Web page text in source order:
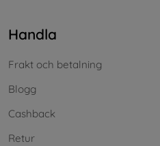
Handla
Frakt och betalning
Blogg
Cashback
Retur